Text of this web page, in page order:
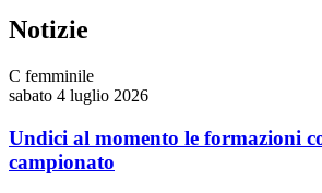
Notizie
C femminile
sabato 4 luglio 2026
Undici al momento le formazioni
campionato